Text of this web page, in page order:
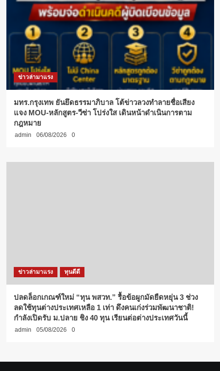
ข่าวล่ามาแรง
มทร.กรุงเทพ ยันยึดธรรมาภิบาล โต้ข่าวลวงทำลายชื่อเสียง
แจง MOU-หลักสูตร-วีซ่า โปร่งใส เดินหน้าดำเนินการตาม
กฎหมาย
admin 06/08/2026 0
ข่าวล่ามาแรง ทุนดีดี
ปลดล็อกเกณฑ์ใหม่ “ทุน พสวท.” รื้อข้อผูกมัดยืดหยุ่น 3 ช่วง
ลดใช้ทุนต่างประเทศเหลือ 1 เท่า ดึงคนเก่งร่วมพัฒนาชาติ!
กำลังเปิดรับ ม.ปลาย ชิง 40 ทุน เรียนต่อต่างประเทศวันนี้
admin 05/08/2026 0